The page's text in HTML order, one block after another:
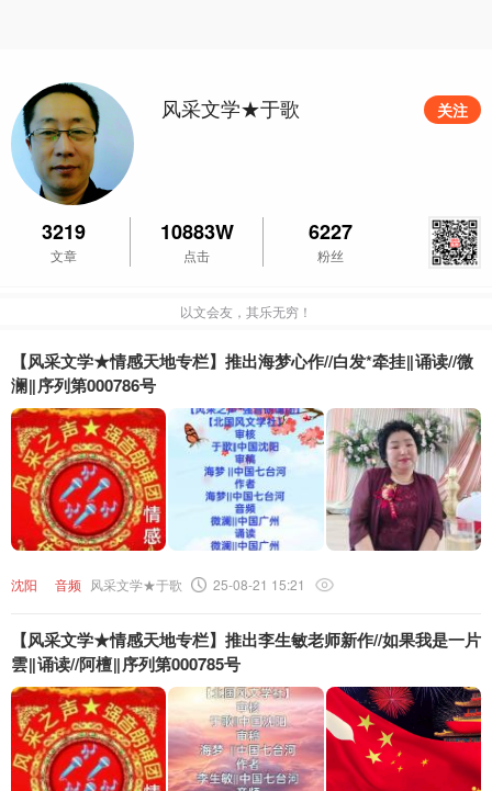
风采文学★于歌 关注
3219
文章
10883W
点击
6227
粉丝
以文会友，其乐无穷！
【风采文学★情感天地专栏】推出海梦心作//白发*牵挂‖诵读//微
澜‖序列第000786号
沈阳 音频 风采文学★于歌 25-08-21 15:21
【风采文学★情感天地专栏】推出李生敏老师新作//如果我是一片
雲‖诵读//阿檀‖序列第000785号